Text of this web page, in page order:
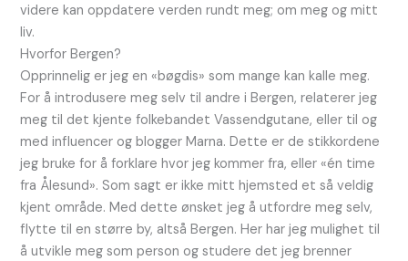
videre kan oppdatere verden rundt meg; om meg og mitt
liv.
Hvorfor Bergen?
Opprinnelig er jeg en «bøgdis» som mange kan kalle meg.
For å introdusere meg selv til andre i Bergen, relaterer jeg
meg til det kjente folkebandet Vassendgutane, eller til og
med influencer og blogger Marna. Dette er de stikkordene
jeg bruke for å forklare hvor jeg kommer fra, eller «én time
fra Ålesund». Som sagt er ikke mitt hjemsted et så veldig
kjent område. Med dette ønsket jeg å utfordre meg selv,
flytte til en større by, altså Bergen. Her har jeg mulighet til
å utvikle meg som person og studere det jeg brenner